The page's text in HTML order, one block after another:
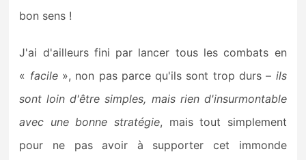
bon sens !
J'ai d'ailleurs fini par lancer tous les combats en
« facile», non pas parce qu'ils sont trop durs – ils
sont loin d'être simples, mais rien d'insurmontable
avec une bonne stratégie, mais tout simplement
pour ne pas avoir à supporter cet immonde